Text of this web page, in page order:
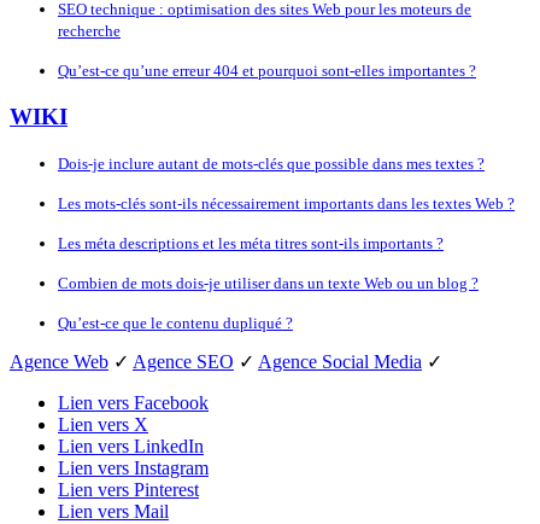
SEO technique : optimisation des sites Web pour les moteurs de
recherche
Qu’est-ce qu’une erreur 404 et pourquoi sont-elles importantes ?
WIKI
Dois-je inclure autant de mots-clés que possible dans mes textes ?
Les mots-clés sont-ils nécessairement importants dans les textes Web ?
Les méta descriptions et les méta titres sont-ils importants ?
Combien de mots dois-je utiliser dans un texte Web ou un blog ?
Qu’est-ce que le contenu dupliqué ?
Agence Web ✓ Agence SEO ✓ Agence Social Media ✓
Lien vers Facebook
Lien vers X
Lien vers LinkedIn
Lien vers Instagram
Lien vers Pinterest
Lien vers Mail